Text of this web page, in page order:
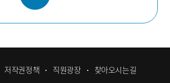
저작권정책 직원광장 찾아오시는길